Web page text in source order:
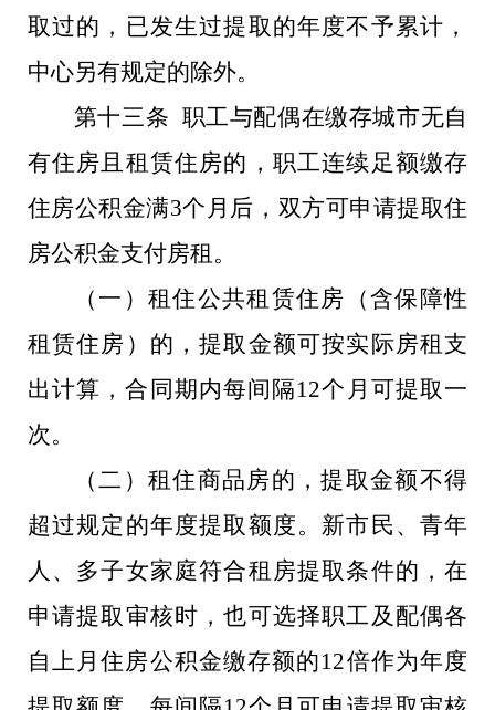
取过的，已发生过提取的年度不予累计，
中心另有规定的除外。
第十三条 职工与配偶在缴存城市无自
有住房且租赁住房的，职工连续足额缴存
住房公积金满3个月后，双方可申请提取住
房公积金支付房租。
（一）租住公共租赁住房（含保障性
租赁住房）的，提取金额可按实际房租支
出计算，合同期内每间隔12个月可提取一
次。
（二）租住商品房的，提取金额不得
超过规定的年度提取额度。新市民、青年
人、多子女家庭符合租房提取条件的，在
申请提取审核时，也可选择职工及配偶各
自上月住房公积金缴存额的12倍作为年度